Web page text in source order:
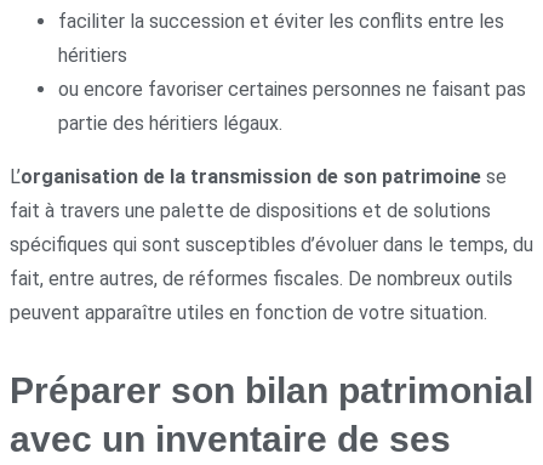
faciliter la succession et éviter les conflits entre les
héritiers
ou encore favoriser certaines personnes ne faisant pas
partie des héritiers légaux.
L’organisation de la transmission de son patrimoine se
fait à travers une palette de dispositions et de solutions
spécifiques qui sont susceptibles d’évoluer dans le temps, du
fait, entre autres, de réformes fiscales. De nombreux outils
peuvent apparaître utiles en fonction de votre situation.
Préparer son bilan patrimonial
avec un inventaire de ses